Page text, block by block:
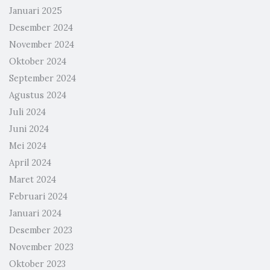
Januari 2025
Desember 2024
November 2024
Oktober 2024
September 2024
Agustus 2024
Juli 2024
Juni 2024
Mei 2024
April 2024
Maret 2024
Februari 2024
Januari 2024
Desember 2023
November 2023
Oktober 2023